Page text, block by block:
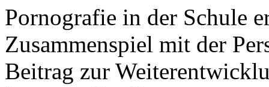
Pornografie in der Schule
Zusammenspiel mit der
Beitrag zur